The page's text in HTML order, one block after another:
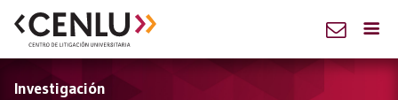
Investigación